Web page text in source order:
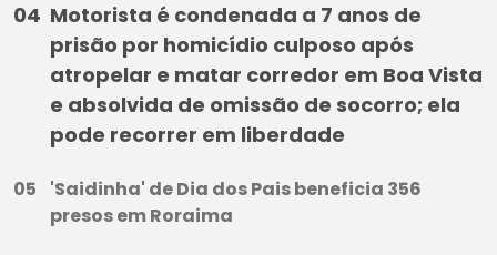
Motorista é condenada a 7 anos de
prisão por homicídio culposo após
atropelar e matar corredor em Boa Vista
e absolvida de omissão de socorro; ela
pode recorrer em liberdade
'Saidinha' de Dia dos Pais beneficia 356
presos em Roraima